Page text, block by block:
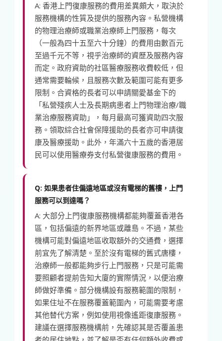
A: 香港上門復康服務的費用差異頗大，取決於
服務機構的性質及提供的服務內容。私營機構
的物理治療師或職業治療師上門服務，每次
（一般為四十五至六十分鐘）的費用由數百元
至過千元不等，視乎治療師的資歷及服務內容
而定。政府資助的社區醫療服務收費較低，但
通常需要輪候，且服務次數及範圍可能有更多
限制。合資格的長者可以申請關愛基金下的
「私營殘疾人士及長期病患者上門物理治療/職
業治療服務資助」，每月最高可獲資助四次服
務。領取綜合社會保障援助的長者亦可申請復
康及醫療援助。此外，年滿六十五歲的香港居
民可以使用醫療券支付私營復康服務的費用。
Q: 如果患者住偏遠地區或沒有電梯的舊樓，上門
服務可以到達嗎？
A: 大部分上門復康服務機構都能夠覆蓋香港各
區，包括偏遠的新界地區或離島。不過，某些
機構可能對偏遠地區收取額外的交通費，選擇
前宜先了解清楚。至於沒有電梯的舊式唐樓，
治療師一般都能夠步行上門服務，只是可能需
要照顧者提前告知大廈的實際情況，以便治療
師做好準備。部分機構設有服務範圍的限制，
如果住址不在服務覆蓋範圍內，可能需要考慮
其他替代方案，例如使用視像遙距復康服務。
建議在選擇服務機構前，先確認其是否覆盖患